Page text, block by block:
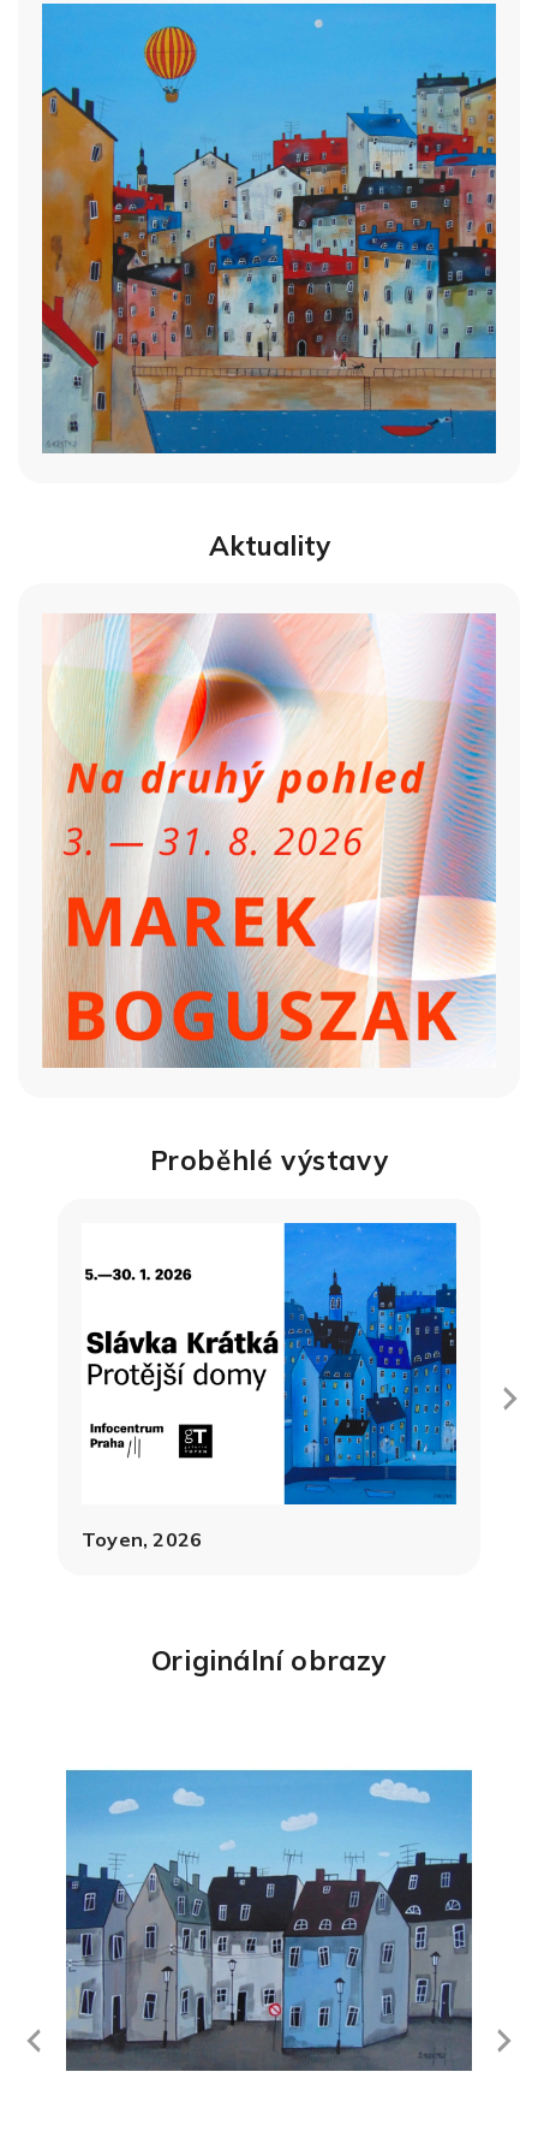
Aktuality
Proběhlé výstavy
Toyen, 2026
Next
Originální obrazy
Next